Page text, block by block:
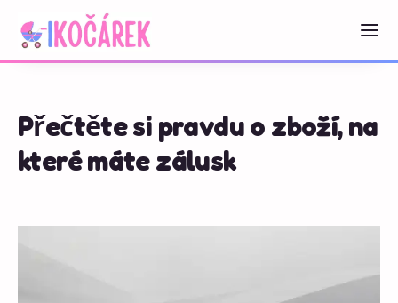
Přečtěte si pravdu o zboží, na
které máte zálusk